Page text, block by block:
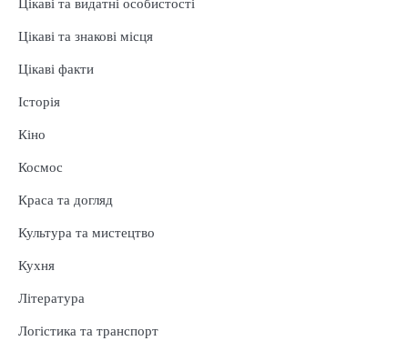
Цікаві та знакові місця
Цікаві факти
Історія
Кіно
Космос
Краса та догляд
Культура та мистецтво
Кухня
Література
Логістика та транспорт